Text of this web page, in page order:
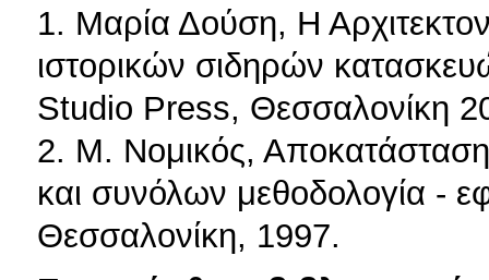
1. Μαρία Δούση, Η
ιστορικών σιδηρών
Studio Press, Θεσσαλονίκη
2. Μ. Νομικός, Αποκατάσταση
και συνόλων μεθοδολογία -
Θεσσαλονίκη, 1997.